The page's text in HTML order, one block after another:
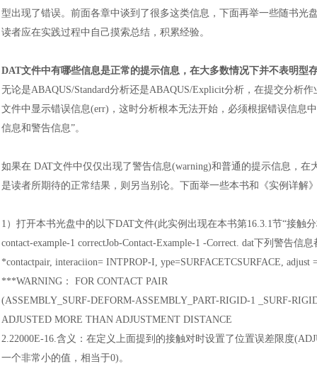
型出现了错误。前面各章中谈到了很多这类信息，下面再举一些随书
读者应在实践过程中自己摸索总结，积累经验。
DAT文件中有哪些信息是正常的提示信息，在大多数情况下并不表明型
无论是ABAQUS/Standard分析还是ABAQUS/Explicit分析，在提交分析
文件中显示错误信息(err)，这时分析根本无法开始，必须根据错误信息
信息和警告信息”。
如果在 DAT文件中仅仅出现了警告信息(warning)和普通的提示信息，
是读者所期待的正常结果，则另当别论。下面举一些本书和《实例详解
1）打开本书光盘中的以下DAT文件(此实例出现在本书第16.3.1节“接触
contact-example-1 correctJob-Contact-Example-1 -Correct. dat下列警告信
*contactpair, interaciion= INTPROP-I, ype=SURFACETCSURFACE, adjust
***WARNING ：
FOR CONTACT PAIR
(ASSEMBLY_SURF-DEFORM-ASSEMBLY_PART-RIGID-1 _SURF-
ADJUSTED MORE THAN ADJUSTMENT DISTANCE
2.22000E-16.含义 ： 在定义上面提到的接触对时设置了位置误差限度
一个非常小的值，相当于0)。